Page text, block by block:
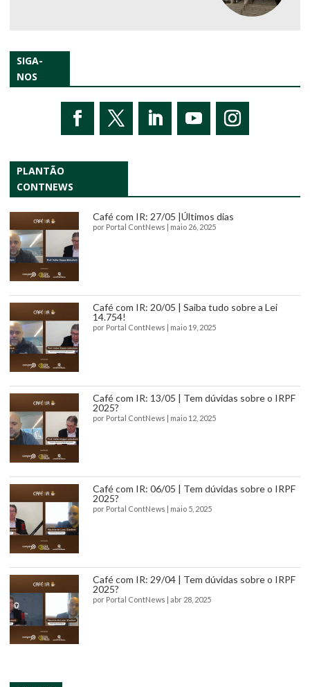
SIGA-
NOS
PLANTÃO
CONTNEWS
Café com IR: 27/05 |Últimos dias
por Portal ContNews | maio 26, 2025
Café com IR: 20/05 | Saiba tudo sobre a Lei
14.754!
por Portal ContNews | maio 19, 2025
Café com IR: 13/05 | Tem dúvidas sobre o IRPF
2025?
por Portal ContNews | maio 12, 2025
Café com IR: 06/05 | Tem dúvidas sobre o IRPF
2025?
por Portal ContNews | maio 5, 2025
Café com IR: 29/04 | Tem dúvidas sobre o IRPF
2025?
por Portal ContNews | abr 28, 2025